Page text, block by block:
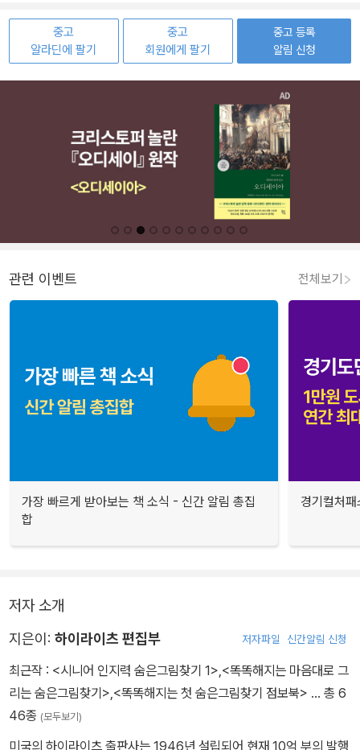
중고
알라딘에 팔기
중고
회원에게 팔기
중고 등록
알림 신청
관련 이벤트 전체보기
가장 빠르게 받아보는 책 소식 - 신간 알림 총집
합
경기컬처
저자 소개
지은이: 하이라이츠 편집부 저자파일 신간알림 신청
최근작 : <시니어 인지력 숨은그림찾기 1>,<똑똑해지는 마음대로 그
리는 숨은그림찾기>,<똑똑해지는 첫 숨은그림찾기 점보북> … 총 6
46종 (모두보기)
미국의 하이라이츠 출판사는 1946년 설립되어 현재 10억 부의 발행